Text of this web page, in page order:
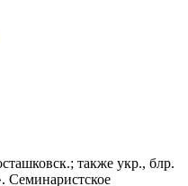
также укр., блр.
Семинаристское